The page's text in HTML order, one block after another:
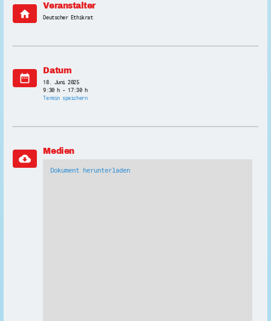
home
Veranstalter
Deutscher Ethikrat
date_range
Datum
18. Juni 2025
9:30 h - 17:30 h
Termin speichern
cloud_download
Medien
Dokument herunterladen